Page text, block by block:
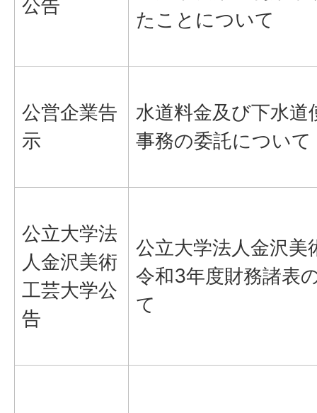
公告
たことについて
公営企業告
示
水道料金及び下水道
事務の委託について
公立大学法
人金沢美術
工芸大学公
告
公立大学法人金沢美
令和3年度財務諸表
て